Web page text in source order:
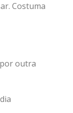
Costuma
outra